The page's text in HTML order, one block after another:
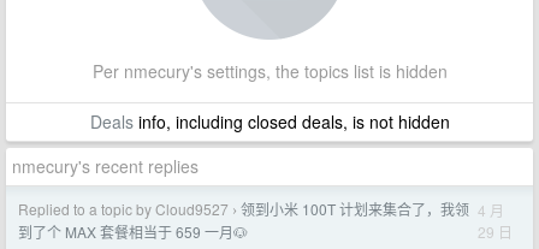
Per nmecury's settings, the topics list is hidden
Dealsinfo, including closed deals, is not hidden
nmecury's recent replies
Replied to a topic by Cloud9527 › 领到小米 100T 计划来集合了，我领
到了个 MAX 套餐相当于 659 一月🐶
4 月
29 日